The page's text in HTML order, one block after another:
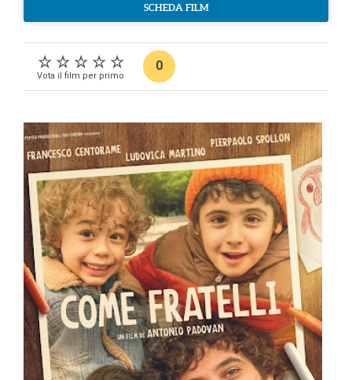
SCHEDA FILM
Vota il film per primo
0